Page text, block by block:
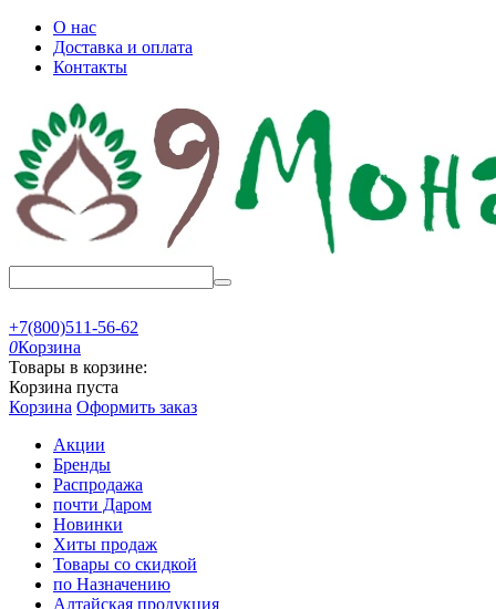
О нас
Доставка и оплата
Контакты
+7(800)511-56-62
0Корзина
Товары в корзине:
Корзина пуста
Корзина Оформить заказ
Акции
Бренды
Распродажа
почти Даром
Новинки
Хиты продаж
Товары со скидкой
по Назначению
Алтайская продукция